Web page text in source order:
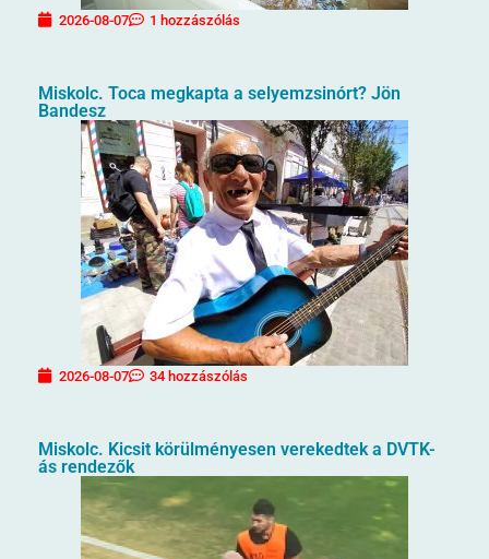
2026-08-07 1 hozzászólás
Miskolc. Toca megkapta a selyemzsinórt? Jön
Bandesz
2026-08-07 34 hozzászólás
Miskolc. Kicsit körülményesen verekedtek a DVTK-
ás rendezők